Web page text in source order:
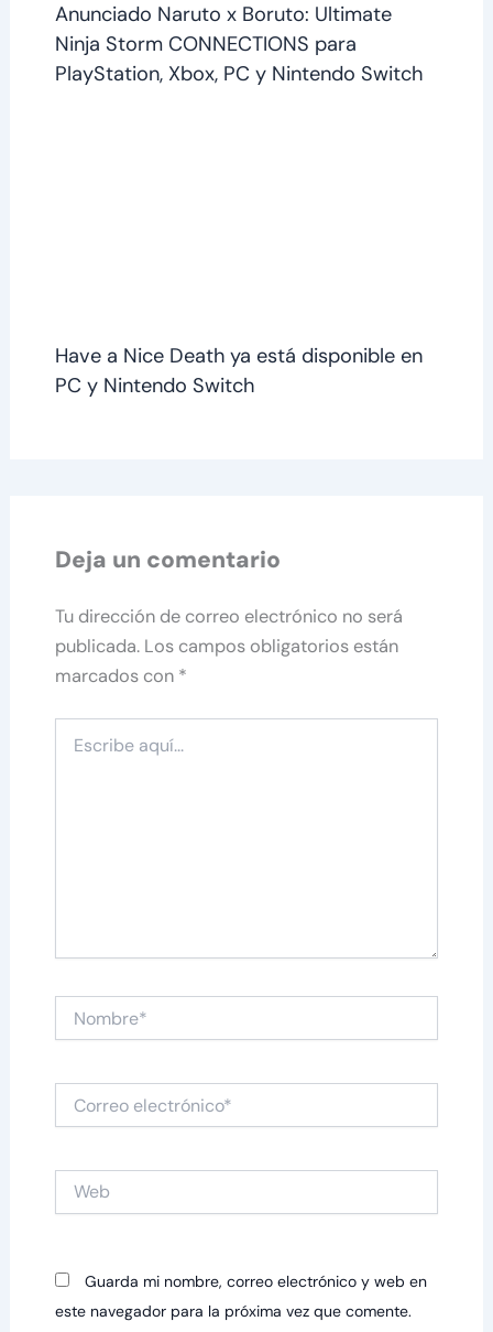
Anunciado Naruto x Boruto: Ultimate
Ninja Storm CONNECTIONS para
PlayStation, Xbox, PC y Nintendo Switch
Have a Nice Death ya está disponible en
PC y Nintendo Switch
Deja un comentario
Tu dirección de correo electrónico no será
publicada. Los campos obligatorios están
marcados con *
aquí...
electrónico*
Guarda mi nombre, correo electrónico y web en
este navegador para la próxima vez que comente.